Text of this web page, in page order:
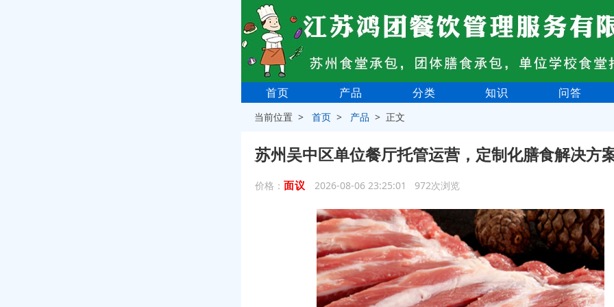
首页 产品 分类 知识 问答
当前位置 >首页 > 产品 > 正文
苏州吴中区单位餐厅托管运营，定制化膳食解决方
价格： 面议 2026-08-06 23:25:01 972次浏览